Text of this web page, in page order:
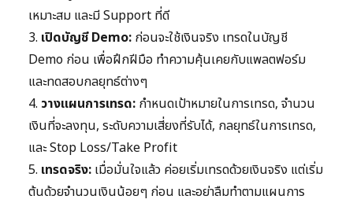
เหมาะสม และมี Support ที่ดี
3. เปิดบัญชี Demo: ก่อนจะใช้เงินจริง เทรดในบัญชี
Demo ก่อน เพื่อฝึกฝีมือ ทำความคุ้นเคยกับแพลตฟอร์ม
และทดสอบกลยุทธ์ต่างๆ
4. วางแผนการเทรด: กำหนดเป้าหมายในการเทรด, จำนวน
เงินที่จะลงทุน, ระดับความเสี่ยงที่รับได้, กลยุทธ์ในการเทรด,
และ Stop Loss/Take Profit
5. เทรดจริง: เมื่อมั่นใจแล้ว ค่อยเริ่มเทรดด้วยเงินจริง แต่เริ่ม
ต้นด้วยจำนวนเงินน้อยๆ ก่อน และอย่าลืมทำตามแผนการ